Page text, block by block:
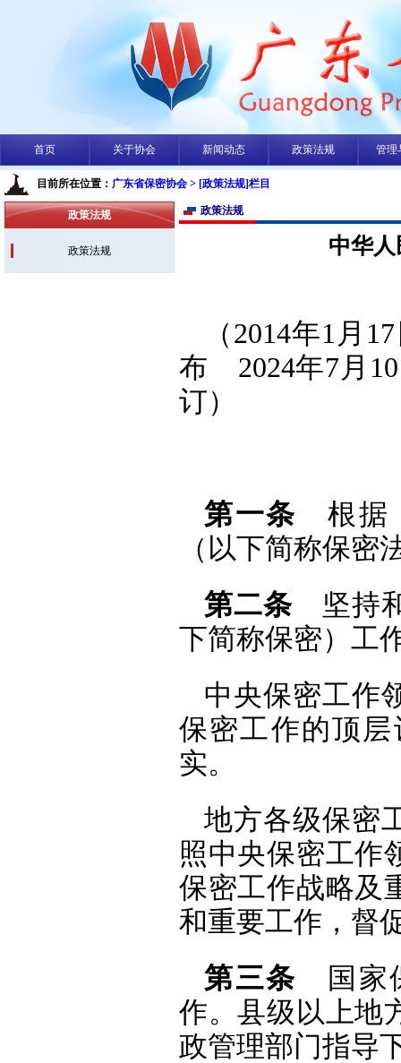
首页 关于协会 新闻动态 政策法规 管理
目前所在位置： 广东省保密协会 > [政策法规]栏目
政策法规
政策法规
政策法规
中华
（2014年1月
布 2024年7月
订）
第一条 根据
（以下简称保密
第二条坚持和
下简称保密）工
中央保密工作
保密工作的顶
实。
地方各级保密
照中央保密工作
保密工作战略及
和重要工作，督
第三条 国家
作。县级以上地
政管理部门指导